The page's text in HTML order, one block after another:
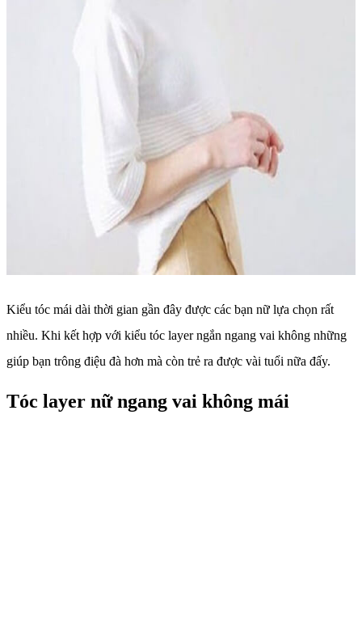
Kiểu tóc mái dài thời gian gần đây được các bạn nữ lựa chọn rất
nhiều. Khi kết hợp với kiểu tóc layer ngắn ngang vai không những
giúp bạn trông điệu đà hơn mà còn trẻ ra được vài tuổi nữa đấy.
Tóc layer nữ ngang vai không mái